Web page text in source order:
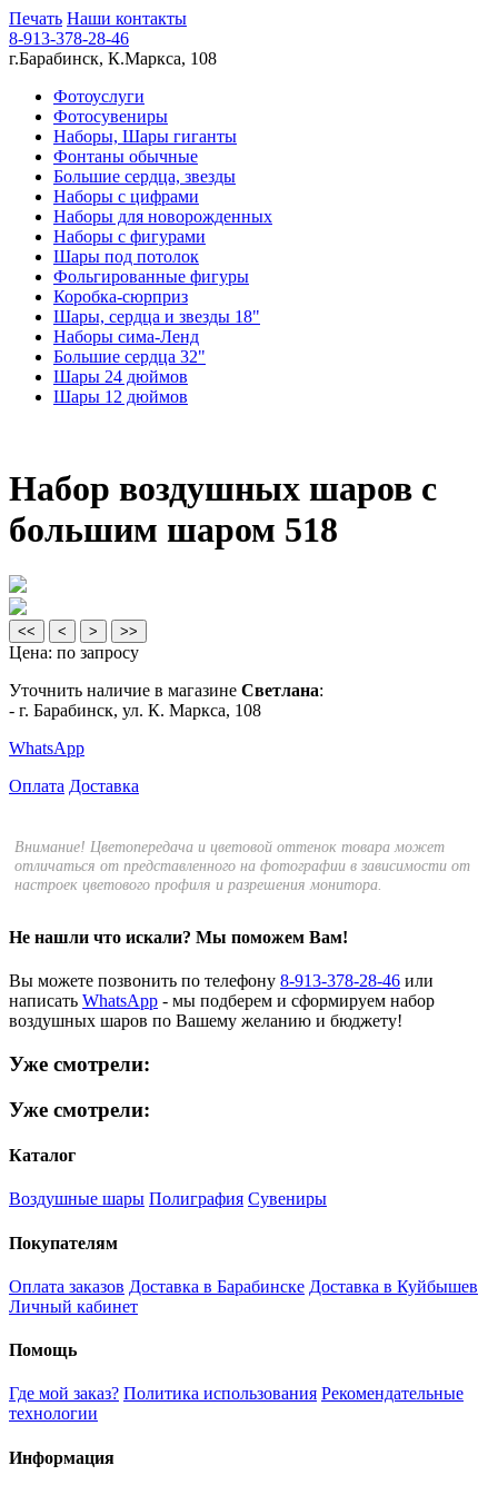
Печать Наши контакты
8-913-378-28-46
г.Барабинск, К.Маркса, 108
Фотоуслуги
Фотосувениры
Наборы, Шары гиганты
Фонтаны обычные
Большие сердца, звезды
Наборы с цифрами
Наборы для новорожденных
Наборы с фигурами
Шары под потолок
Фольгированные фигуры
Коробка-сюрприз
Шары, сердца и звезды 18"
Наборы сима-Ленд
Большие сердца 32"
Шары 24 дюймов
Шары 12 дюймов
Набор воздушных шаров с
большим шаром 518
<< < > >>
Цена: по запросу
Уточнить наличие в магазине Светлана:
- г. Барабинск, ул. К. Маркса, 108
WhatsApp
Оплата Доставка
Внимание! Цветопередача и цветовой оттенок товара может
отличаться от представленного на фотографии в зависимости от
настроек цветового профиля и разрешения монитора.
Не нашли что искали? Мы поможем Вам!
Вы можете позвонить по телефону 8-913-378-28-46 или
написать WhatsApp - мы подберем и сформируем набор
воздушных шаров по Вашему желанию и бюджету!
Уже смотрели:
Уже смотрели:
Каталог
Воздушные шары Полиграфия Сувениры
Покупателям
Оплата заказов Доставка в Барабинске Доставка в Куйбышев
Личный кабинет
Помощь
Где мой заказ? Политика использования Рекомендательные
технологии
Информация